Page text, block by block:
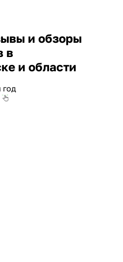
и обзоры
в
и области
год